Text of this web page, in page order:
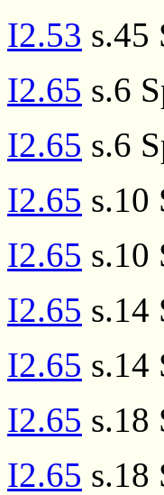
I2.53 s.45
I2.65 s.6
I2.65 s.6
I2.65 s.10
I2.65 s.10
I2.65 s.14
I2.65 s.14
I2.65 s.18
I2.65 s.18